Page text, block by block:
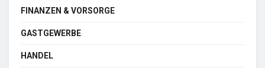
FINANZEN & VORSORGE
GASTGEWERBE
HANDEL